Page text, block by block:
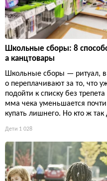
Школьные сборы: 8
а канцтовары
Школьные сборы — ритуал,
о переплачивают за то, что
подойти к списку без
мма чека уменьшается
купать лишнего. Но кто ж так
Дети 1 028